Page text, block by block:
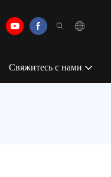
Свяжитесь с нами